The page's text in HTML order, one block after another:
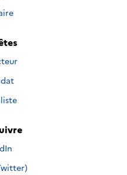
sur
sur